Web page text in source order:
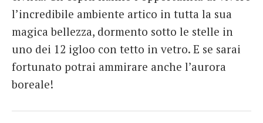
l’incredibile ambiente artico in tutta la sua
magica bellezza, dormento sotto le stelle in
uno dei 12 igloo con tetto in vetro. E se sarai
fortunato potrai ammirare anche l’aurora
boreale!